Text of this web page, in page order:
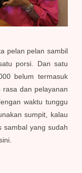
pelan pelan sambil
porsi. Dan satu
belum termasuk
dan pelayanan
waktu tunggu
sumpit, kalau
sambal yang sudah